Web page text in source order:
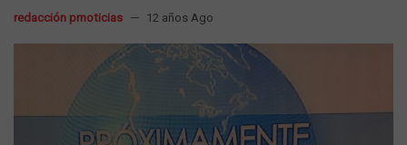
redacción prnoticias 12 años Ago